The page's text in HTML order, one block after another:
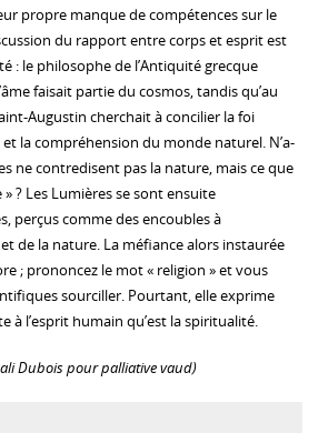
propre manque de compétences sur le
du rapport entre corps et esprit est
: le philosophe de l’Antiquité grecque
faisait partie du cosmos, tandis qu’au
Augustin cherchait à concilier la foi
la compréhension du monde naturel. N’a-
ne contredisent pas la nature, mais ce que
? Les Lumières se sont ensuite
perçus comme des encoubles à
de la nature. La méfiance alors instaurée
; prononcez le mot « religion » et vous
sourciller. Pourtant, elle exprime
à l’esprit humain qu’est la spiritualité.
Dubois pour palliative vaud)